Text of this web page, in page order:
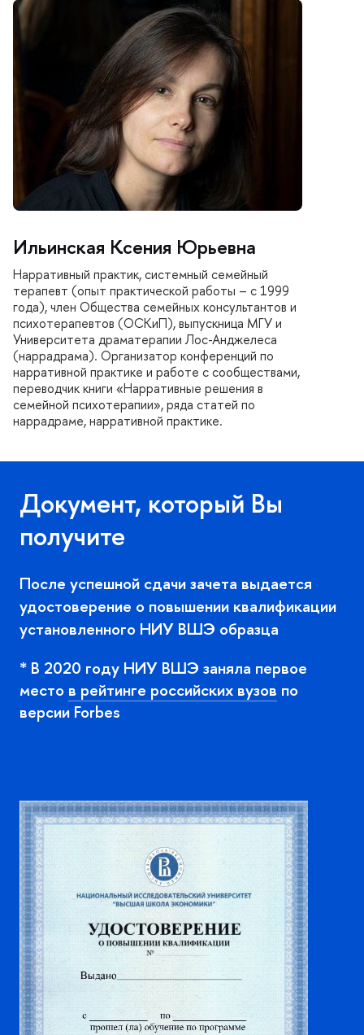
Ильинская Ксения Юрьевна
Нарративный практик, системный семейный
терапевт (опыт практической работы – с 1999
ода), член Общества семейных консультантов и
психотерапевтов (ОСКиП), выпускница МГУ и
Университета драматерапии Лос-Анджелеса
(наррадрама). Организатор конференций по
нарративной практике и работе с сообществами,
переводчик книги «Нарративные решения
семейной психотерапии», ряда статей по
наррадраме, нарративной практике.
Документ, который Вы
получите
После успешной сдачи зачета выдается
удостоверение о повышении квалификации
установленного НИУ ВШЭ образца
* В 2020 году НИУ ВШЭ заняла первое
место рейтинге российских вузо по
ерсии Forbes